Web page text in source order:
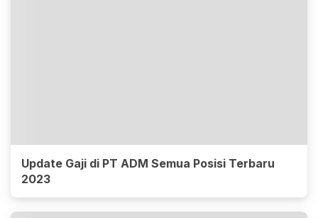
Update Gaji di PT ADM Semua Posisi Terbaru
2023